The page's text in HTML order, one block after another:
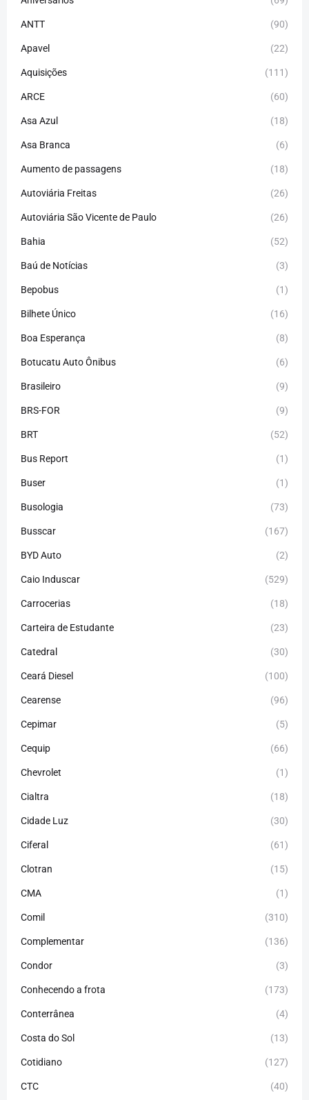
ANTT (90)
Apavel (22)
Aquisições (111)
ARCE (60)
Asa Azul (18)
Asa Branca (6)
Aumento de passagens (18)
Autoviária Freitas (26)
Autoviária São Vicente de Paulo (26)
Bahia (52)
Baú de Notícias (3)
Bepobus (1)
Bilhete Único (16)
Boa Esperança (8)
Botucatu Auto Ônibus (6)
Brasileiro (9)
BRS-FOR (9)
BRT (52)
Bus Report (1)
Buser (1)
Busologia (73)
Busscar (167)
BYD Auto (2)
Caio Induscar (529)
Carrocerias (18)
Carteira de Estudante (23)
Catedral (30)
Ceará Diesel (100)
Cearense (96)
Cepimar (5)
Cequip (66)
Chevrolet (1)
Cialtra (18)
Cidade Luz (30)
Ciferal (61)
Clotran (15)
CMA (1)
Comil (310)
Complementar (136)
Condor (3)
Conhecendo a frota (173)
Conterrânea (4)
Costa do Sol (13)
Cotidiano (127)
CTC (40)